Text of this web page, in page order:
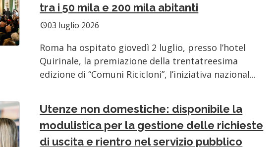
tra i 50 mila e 200 mila abitanti
schedule03 luglio 2026
Roma ha ospitato giovedì 2 luglio, presso l’hotel
Quirinale, la premiazione della trentatreesima
edizione di “Comuni Ricicloni”, l’iniziativa nazional...
Utenze non domestiche: disponibile la
modulistica per la gestione delle richieste
di uscita e rientro nel servizio pubblico